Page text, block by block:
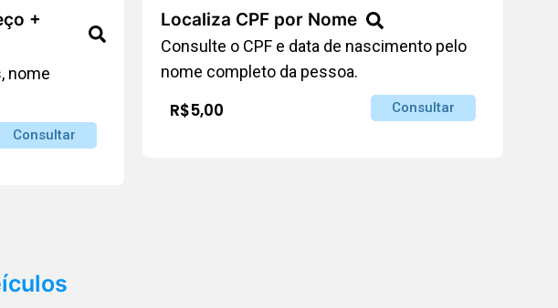
+
nome
Consultar
Localiza CPF por Nome
Consulte o CPF e data de nascimento pelo
nome completo da pessoa.
R$5,00 Consultar